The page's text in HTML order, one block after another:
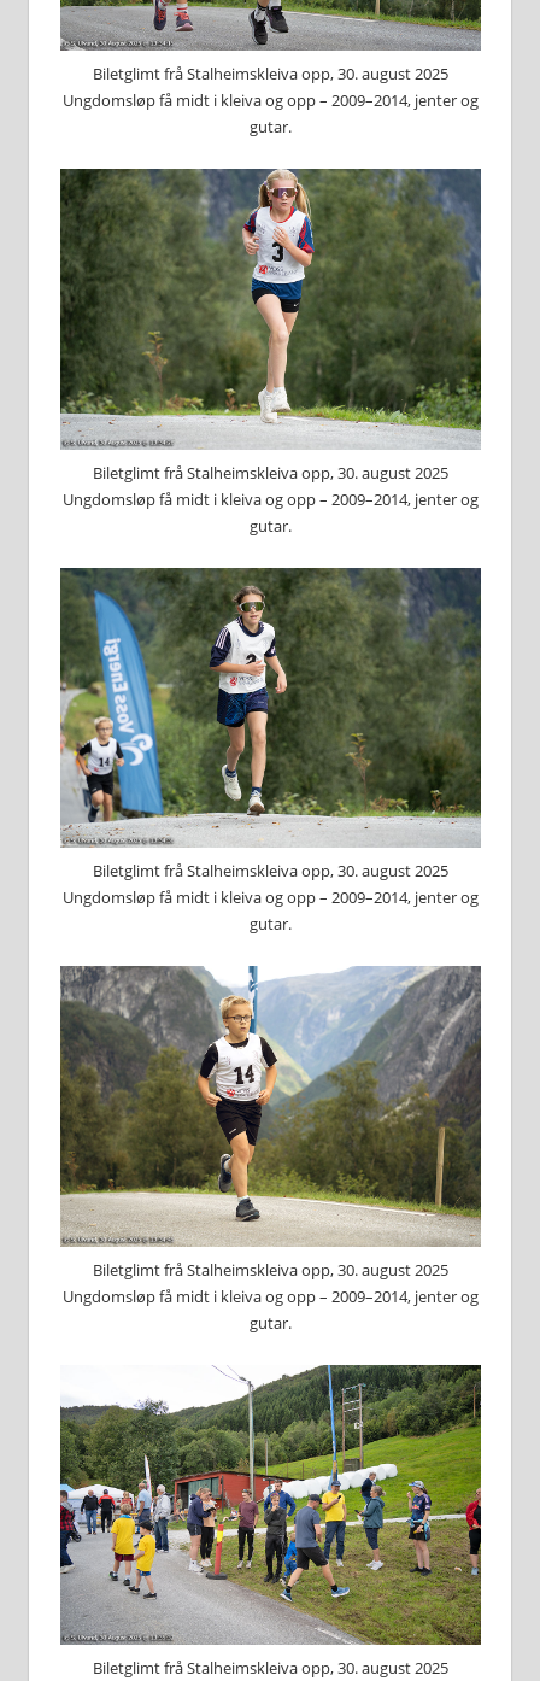
Biletglimt frå Stalheimskleiva opp, 30. august 2025
Ungdomsløp få midt i kleiva og opp – 2009–2014, jenter og
gutar.
Biletglimt frå Stalheimskleiva opp, 30. august 2025
Ungdomsløp få midt i kleiva og opp – 2009–2014, jenter og
gutar.
Biletglimt frå Stalheimskleiva opp, 30. august 2025
Ungdomsløp få midt i kleiva og opp – 2009–2014, jenter og
gutar.
Biletglimt frå Stalheimskleiva opp, 30. august 2025
Ungdomsløp få midt i kleiva og opp – 2009–2014, jenter og
gutar.
Biletglimt frå Stalheimskleiva opp, 30. august 2025